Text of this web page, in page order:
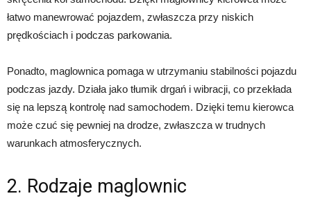
łatwo manewrować pojazdem, zwłaszcza przy niskich
prędkościach i podczas parkowania.
Ponadto, maglownica pomaga w utrzymaniu stabilności pojazdu
podczas jazdy. Działa jako tłumik drgań i wibracji, co przekłada
się na lepszą kontrolę nad samochodem. Dzięki temu kierowca
może czuć się pewniej na drodze, zwłaszcza w trudnych
warunkach atmosferycznych.
2. Rodzaje maglownic